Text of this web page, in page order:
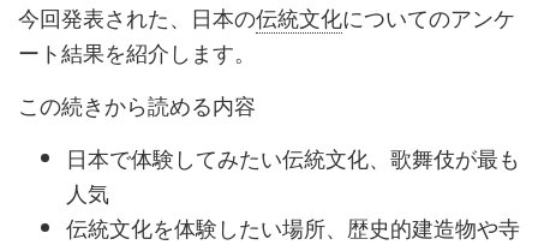
今回発表された、日本の伝統文化についてのアンケ
ート結果を紹介します。
この続きから読める内容
日本で体験してみたい伝統文化、歌舞伎が最も
人気
伝統文化を体験したい場所、歴史的建造物や寺